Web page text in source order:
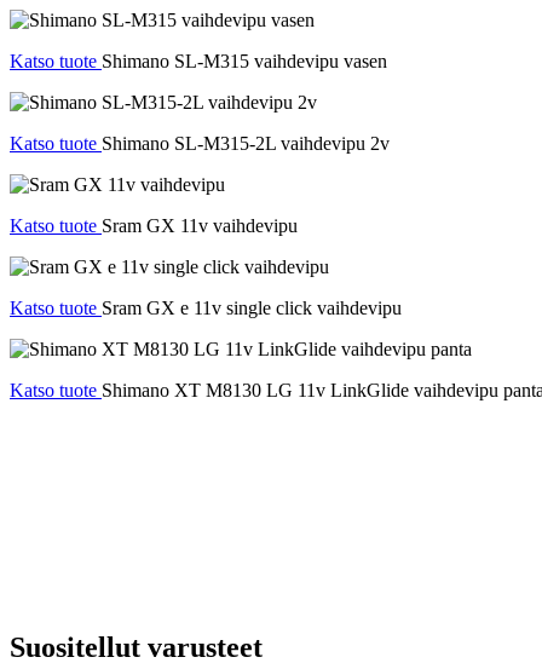
Katso tuote Shimano SL-M315 vaihdevipu vasen
Katso tuote Shimano SL-M315-2L vaihdevipu 2v
Katso tuote Sram GX 11v vaihdevipu
Katso tuote Sram GX e 11v single click vaihdevipu
Katso tuote Shimano XT M8130 LG 11v LinkGlide vaihdevipu
Suositellut varusteet